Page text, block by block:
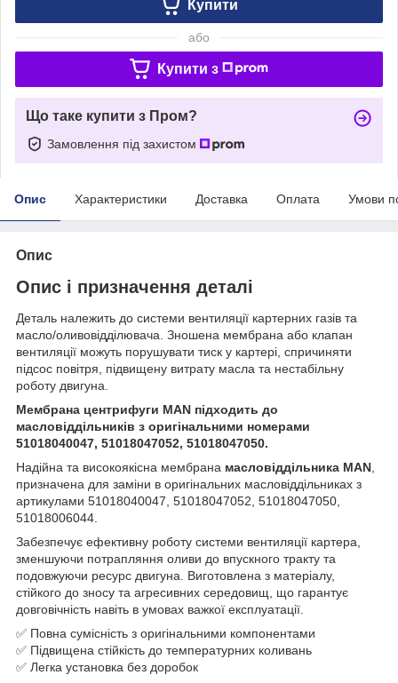
Купити
або
Купити з
Що таке купити з Пром?
Замовлення під захистом
Опис Характеристики Доставка Оплата Умови
Опис
Опис і призначення деталі
Деталь належить до системи вентиляції картерних газів та
масло/оливовідділювача. Зношена мембрана або клапан
вентиляції можуть порушувати тиск у картері, спричиняти
підсос повітря, підвищену витрату масла та нестабільну
роботу двигуна.
Мембрана центрифуги MAN підходить до
масловіддільників з оригінальними номерами
51018040047, 51018047052, 51018047050.
Надійна та високоякісна мембрана масловіддільника MAN,
призначена для заміни в оригінальних масловіддільниках з
артикулами 51018040047, 51018047052, 51018047050,
51018006044.
Забезпечує ефективну роботу системи вентиляції картера,
зменшуючи потрапляння оливи до впускного тракту та
подовжуючи ресурс двигуна. Виготовлена з матеріалу,
стійкого до зносу та агресивних середовищ, що гарантує
довговічність навіть в умовах важкої експлуатації.
✅ Повна сумісність з оригінальними компонентами
✅ Підвищена стійкість до температурних коливань
✅ Легка установка без доробок